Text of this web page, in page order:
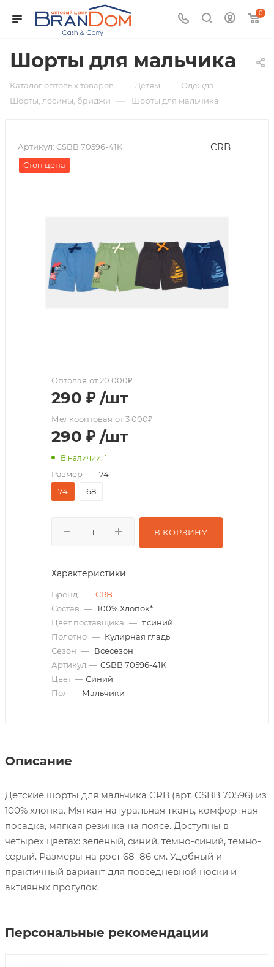
0
Шорты для мальчика
Каталог оптовых товаров — Детям — Одежда —
Шорты, лосины, бриджи — Шорты для мальчика
Артикул: CSBB 70596-41K CRB
Стоп цена
Оптовая от 20 000₽
290 ₽ /шт
Мелкооптовая от 3 000₽
290 ₽ /шт
В наличии: 1
Размер — 74
74
68
В КОРЗИНУ
Характеристики
Бренд — CRB
Состав — 100% Хлопок*
Цвет поставщика — т.синий
Полотно — Кулирная гладь
Сезон — Всесезон
Артикул — CSBB 70596-41K
Цвет — Синий
Пол — Мальчики
Описание
Детские шорты для мальчика CRB (арт. CSBB 70596) из
100% хлопка. Мягкая натуральная ткань, комфортная
посадка, мягкая резинка на поясе. Доступны в
четырёх цветах: зелёный, синий, тёмно-синий, тёмно-
серый. Размеры на рост 68–86 см. Удобный и
практичный вариант для повседневной носки и
активных прогулок.
Персональные рекомендации